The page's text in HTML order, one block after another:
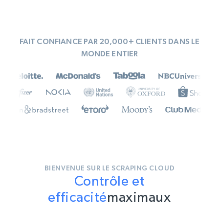
FAIT CONFIANCE PAR 20,000+ CLIENTS DANS LE
MONDE ENTIER
BIENVENUE SUR LE SCRAPING CLOUD
Contrôle et
efficacitémaximaux